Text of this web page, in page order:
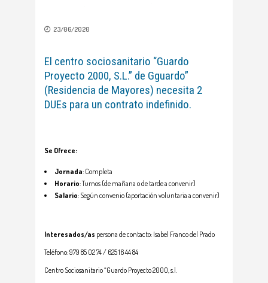
23/06/2020
El centro sociosanitario “Guardo
Proyecto 2000, S.L.” de Gguardo”
(Residencia de Mayores) necesita 2
DUEs para un contrato indefinido.
Se Ofrece:
Jornada: Completa
Horario: Turnos (de mañana o de tarde a convenir)
Salario: Según convenio (aportación voluntaria a convenir)
Interesados/as persona de contacto: Isabel Franco del Prado
Teléfono: 979 85 02 74 / 625 16 44 84
Centro Sociosanitario “Guardo Proyecto 2000, s.l.